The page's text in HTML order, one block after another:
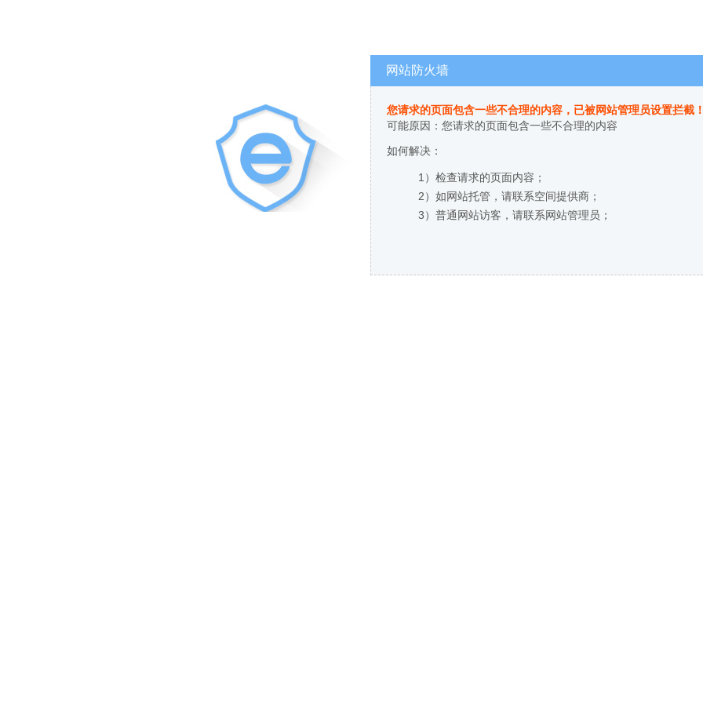
网站防火墙
您请求的页面包含一些不合理的内容，已被网站管理员设置拦截
可能原因：您请求的页面包含一些不合理的内容
如何解决：
1）检查请求的页面内容；
2）如网站托管，请联系空间提供商；
3）普通网站访客，请联系网站管理员；